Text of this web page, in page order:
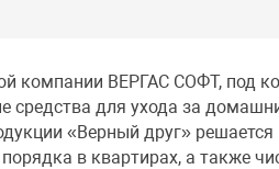
компании ВЕРГАС СОФТ, под
средства для ухода за
«Верный друг» решается
в квартирах, а также